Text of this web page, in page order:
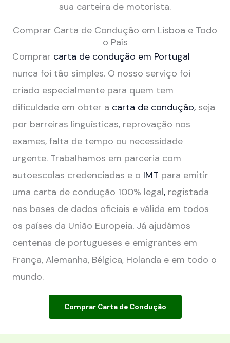
sua carteira de motorista.
Comprar Carta de Condução em Lisboa e Todo
o País
Comprar carta de condução em Portugal
nunca foi tão simples. O nosso serviço foi
criado especialmente para quem tem
dificuldade em obter a carta de condução, seja
por barreiras linguísticas, reprovação nos
exames, falta de tempo ou necessidade
urgente. Trabalhamos em parceria com
autoescolas credenciadas e o IMT para emitir
uma carta de condução 100% legal, registada
nas bases de dados oficiais e válida em todos
os países da União Europeia. Já ajudámos
centenas de portugueses e emigrantes em
França, Alemanha, Bélgica, Holanda e em todo o
mundo.
Comprar Carta de Condução